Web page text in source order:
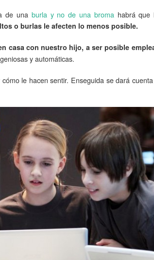
de una burla y no de una broma habrá que
o burlas le afecten lo menos posible.
casa con nuestro hijo, a ser posible
y automáticas.
cómo le hacen sentir. Enseguida se dará